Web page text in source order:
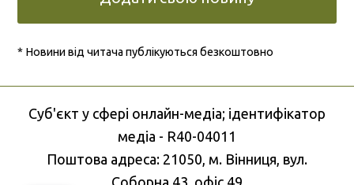
* Новини від читача публікуються безкоштовно
Cуб'єкт у сфері онлайн-медіа; ідентифікатор
медіа - R40-04011
Поштова адреса: 21050, м. Вінниця, вул.